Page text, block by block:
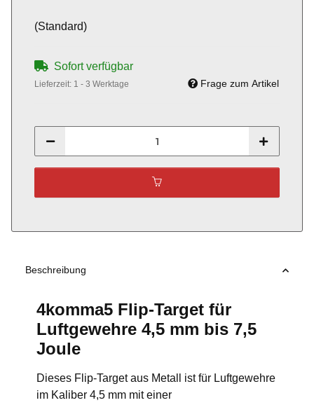
(Standard)
Sofort verfügbar
Lieferzeit: 1 - 3 Werktage Frage zum Artikel
Beschreibung
4komma5 Flip-Target für
Luftgewehre 4,5 mm bis 7,5
Joule
Dieses Flip-Target aus Metall ist für Luftgewehre
im Kaliber 4,5 mm mit einer